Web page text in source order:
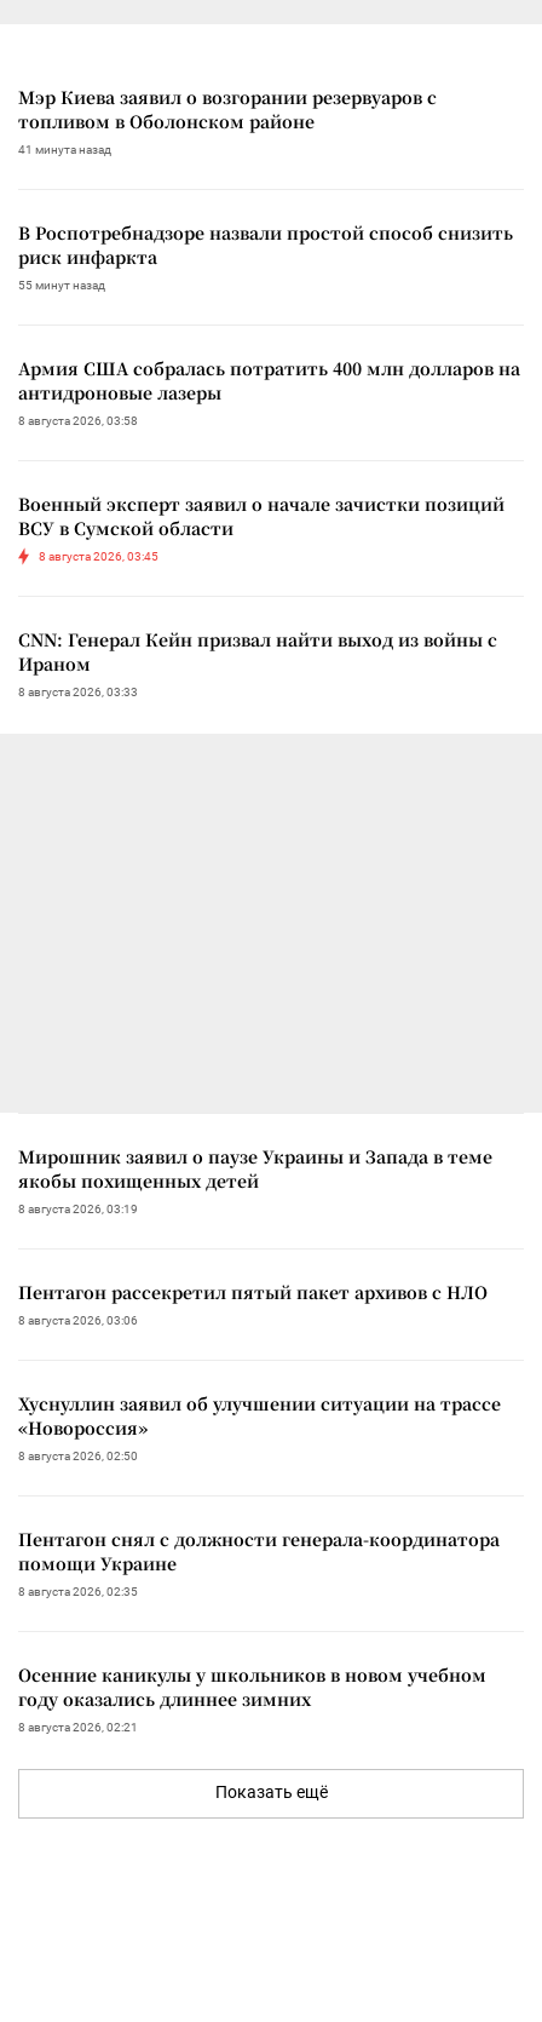
Мэр Киева заявил о возгорании резервуаров с
топливом в Оболонском районе
41 минута назад
В Роспотребнадзоре назвали простой способ снизить
риск инфаркта
55 минут назад
Армия США собралась потратить 400 млн долларов на
антидроновые лазеры
8 августа 2026, 03:58
Военный эксперт заявил о начале зачистки позиций
ВСУ в Сумской области
8 августа 2026, 03:45
CNN: Генерал Кейн призвал найти выход из войны с
Ираном
8 августа 2026, 03:33
Мирошник заявил о паузе Украины и Запада в теме
якобы похищенных детей
8 августа 2026, 03:19
Пентагон рассекретил пятый пакет архивов с НЛО
8 августа 2026, 03:06
Хуснуллин заявил об улучшении ситуации на трассе
«Новороссия»
8 августа 2026, 02:50
Пентагон снял с должности генерала-координатора
помощи Украине
8 августа 2026, 02:35
Осенние каникулы у школьников в новом учебном
году оказались длиннее зимних
8 августа 2026, 02:21
Показать ещё